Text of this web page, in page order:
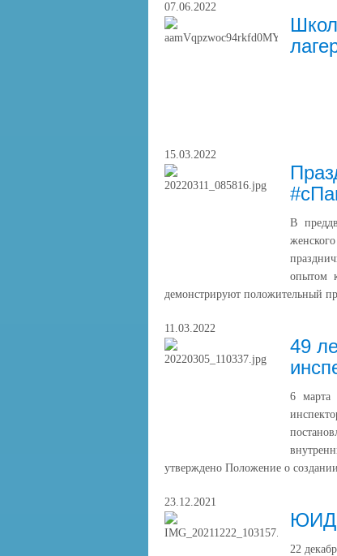
07.06.2022
15.03.2022
В
опытом
демонстрируют положительный
11.03.2022
49
6 марта
утверждено Положение о
23.12.2021
ЮИД
22